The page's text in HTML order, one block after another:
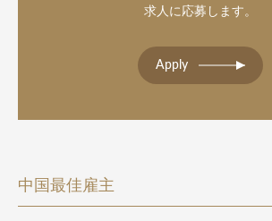
求人に応募します。
Apply
中国最佳雇主